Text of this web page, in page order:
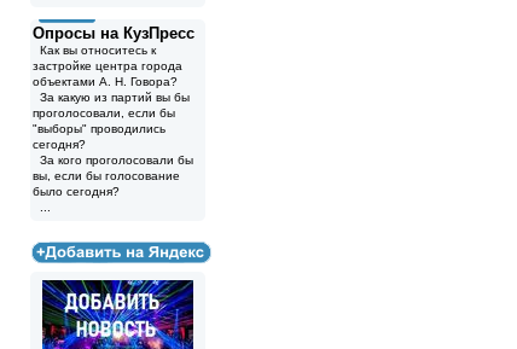
Опросы на КузПресс
Как вы относитесь к
застройке центра города
объектами А. Н. Говора?
За какую из партий вы бы
проголосовали, если бы
"выборы" проводились
сегодня?
За кого проголосовали бы
вы, если бы голосование
было сегодня?